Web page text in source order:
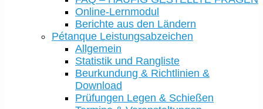
Online-Lernmodul
Berichte aus den Ländern
Pétanque Leistungsabzeichen
Allgemein
Statistik und Rangliste
Beurkundung & Richtlinien &
Download
Prüfungen Legen & Schießen